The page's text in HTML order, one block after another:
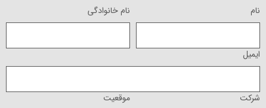
نام نام خانوادگی
ایمیل
شرکت موقعیت